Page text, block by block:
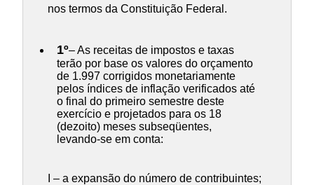
nos termos da Constituição Federal.
1º– As receitas de impostos e taxas
terão por base os valores do orçamento
de 1.997 corrigidos monetariamente
pelos índices de inflação verificados até
o final do primeiro semestre deste
exercício e projetados para os 18
(dezoito) meses subseqüentes,
levando-se em conta:
I – a expansão do número de contribuintes;